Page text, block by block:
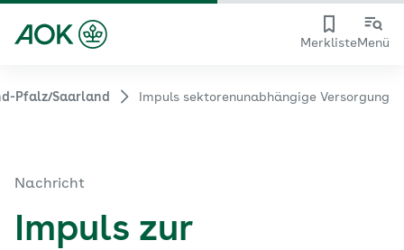
MerklisteMenü
Pfalz/Saarland Impuls sektorenunabhängige Versorgung
Nachricht
Impuls zur